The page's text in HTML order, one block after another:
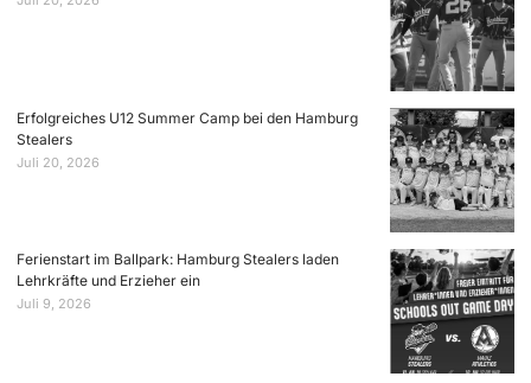
Erfolgreiches U12 Summer Camp bei den Hamburg
Stealers
Juli 20, 2026
Ferienstart im Ballpark: Hamburg Stealers laden
Lehrkräfte und Erzieher ein
Juli 9, 2026